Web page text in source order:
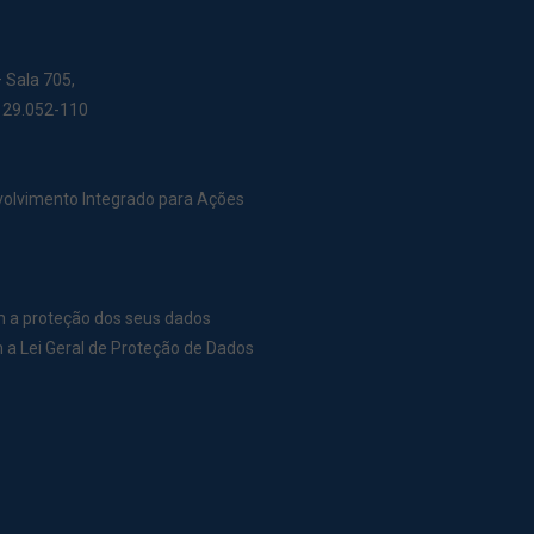
Sala 705,
110
Integrado para Ações
a proteção dos seus dados
Lei Geral de Proteção de Dados